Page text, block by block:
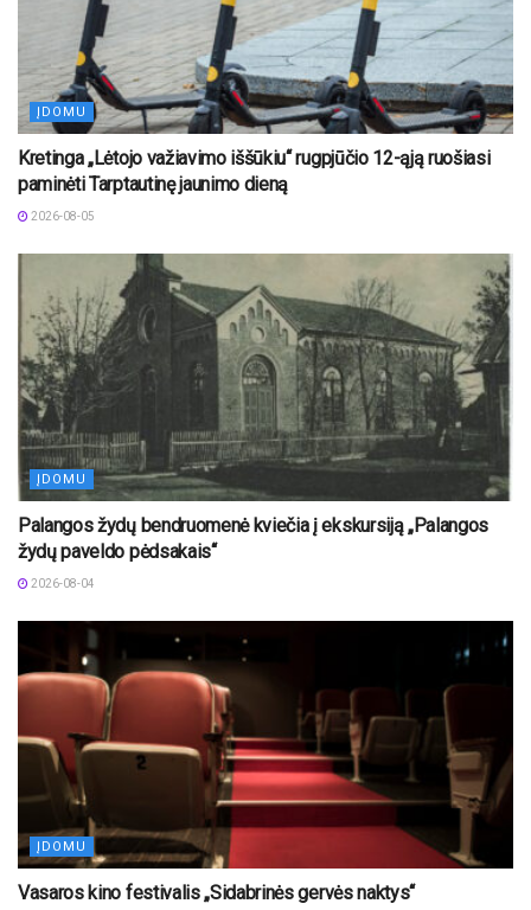
ĮDOMU
Kretinga „Lėtojo važiavimo iššūkiu“ rugpjūčio 12-ąją ruošiasi
paminėti Tarptautinę jaunimo dieną
2026-08-05
ĮDOMU
Palangos žydų bendruomenė kviečia į ekskursiją „Palangos
žydų paveldo pėdsakais“
2026-08-04
ĮDOMU
Vasaros kino festivalis „Sidabrinės gervės naktys“